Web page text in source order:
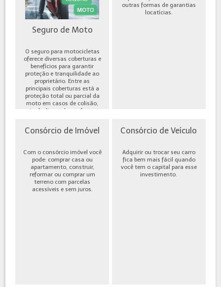
Seguro de Moto
O seguro para motocicletas
oferece diversas coberturas e
benefícios para garantir
proteção e tranquilidade ao
proprietário. Entre as
principais coberturas está a
proteção total ou parcial da
moto em casos de colisão,
incêndio, roubo ou furto,
outras formas de garantias
locatícias.
Consórcio de Imóvel
Com o consórcio imóvel você
pode: comprar casa ou
apartamento, construir,
reformar ou comprar um
terreno com parcelas
acessíveis e sem juros.
Consórcio de Veículo
Adquirir ou trocar seu carro
fica bem mais fácil quando
você tem o capital para esse
investimento.